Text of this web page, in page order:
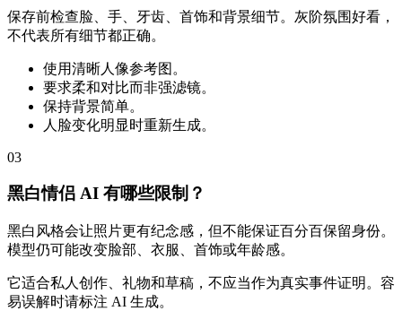
保存前检查脸、手、牙齿、首饰和背景细节。灰阶氛围好看，
不代表所有细节都正确。
使用清晰人像参考图。
要求柔和对比而非强滤镜。
保持背景简单。
人脸变化明显时重新生成。
03
黑白情侣 AI 有哪些限制？
黑白风格会让照片更有纪念感，但不能保证百分百保留身份。
模型仍可能改变脸部、衣服、首饰或年龄感。
它适合私人创作、礼物和草稿，不应当作为真实事件证明。容
易误解时请标注 AI 生成。